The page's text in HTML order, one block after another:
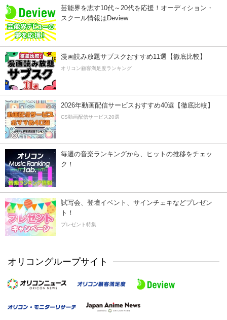
芸能界を志す10代～20代を応援！オーディション・
スクール情報はDeview
漫画読み放題サブスクおすすめ11選【徹底比較】
オリコン顧客満足度ランキング
2026年動画配信サービスおすすめ40選【徹底比較】
CS動画配信サービス20選
毎週の音楽ランキングから、ヒットの推移をチェッ
ク！
試写会、登壇イベント、サインチェキなどプレゼン
ト！
プレゼント特集
オリコングループサイト